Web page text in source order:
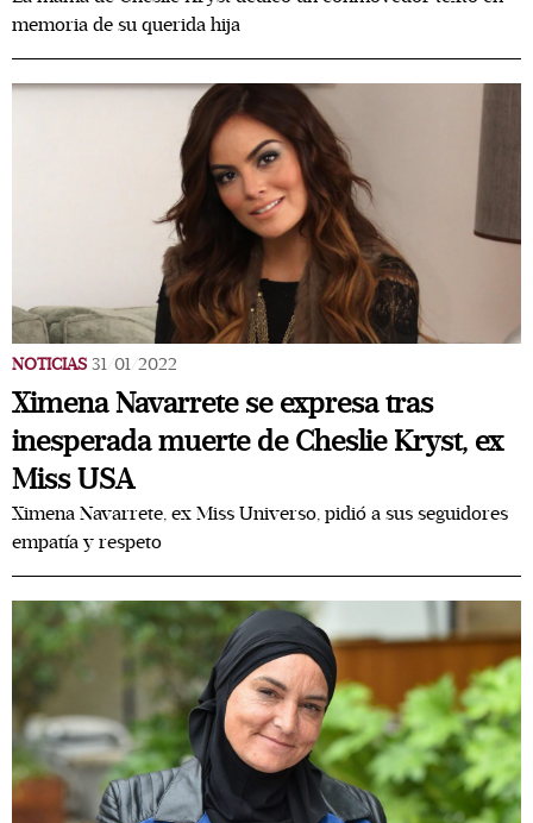
memoria de su querida hija
NOTICIAS 31/01/2022
Ximena Navarrete se expresa tras
inesperada muerte de Cheslie Kryst, ex
Miss USA
Ximena Navarrete, ex Miss Universo, pidió a sus seguidores
empatía y respeto